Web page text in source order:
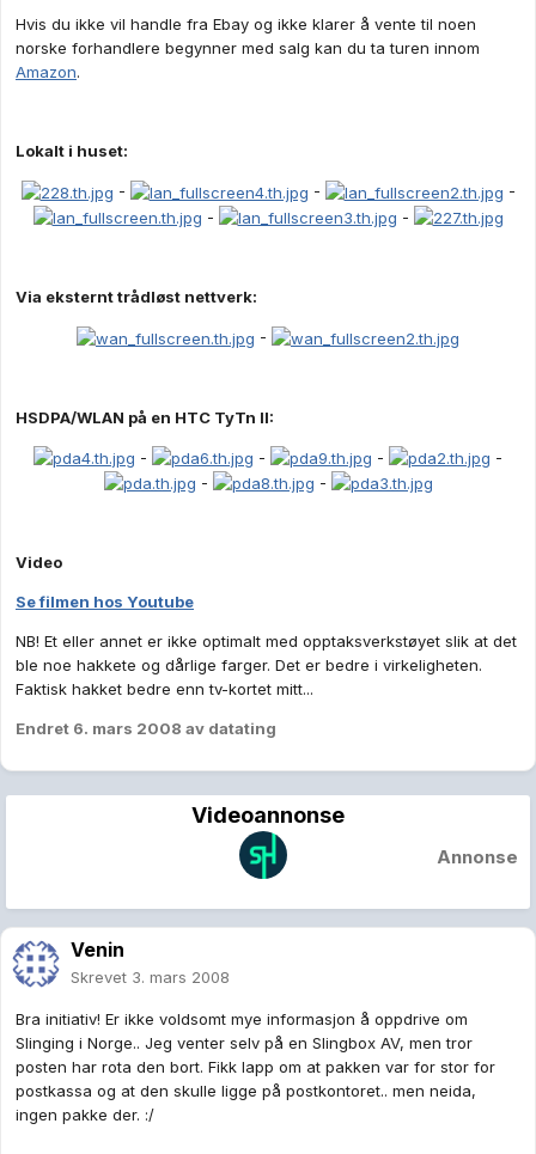
Hvis du ikke vil handle fra Ebay og ikke klarer å vente til noen
norske forhandlere begynner med salg kan du ta turen innom
Amazon.
Lokalt i huset:
- -
-
-
-
Via eksternt trådløst nettverk:
-
HSDPA/WLAN på en HTC TyTn II:
- - -
-
-
-
Video
Se filmen hos Youtube
NB! Et eller annet er ikke optimalt med opptaksverkstøyet slik at det
ble noe hakkete og dårlige farger. Det er bedre i virkeligheten.
Faktisk hakket bedre enn tv-kortet mitt...
Endret 6. mars 2008 av datating
Videoannonse
Annonse
Venin
Skrevet 3. mars 2008
Bra initiativ! Er ikke voldsomt mye informasjon å oppdrive om
Slinging i Norge.. Jeg venter selv på en Slingbox AV, men tror
posten har rota den bort. Fikk lapp om at pakken var for stor for
postkassa og at den skulle ligge på postkontoret.. men neida,
ingen pakke der. :/